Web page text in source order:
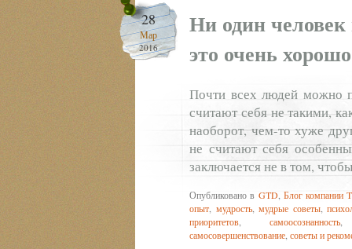
28
Мар
2016
Ни один
это очень хорошо
Почти всех людей можно
считают себя не такими,
наоборот, чем-то хуже
не считают себя
заключается не в том,
Опубликовано в GTD, Блог компании
опыт мудрость, мудрые советы,
приоритетов ,самоосознанность
самосовершенствование советы и